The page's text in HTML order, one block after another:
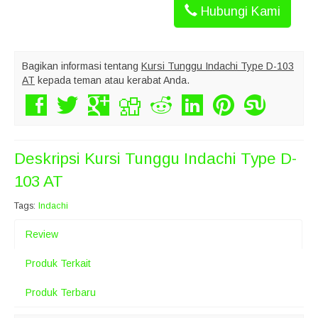
Hubungi Kami
Bagikan informasi tentang Kursi Tunggu Indachi Type D-103
AT kepada teman atau kerabat Anda.
Deskripsi Kursi Tunggu Indachi Type D-
103 AT
Tags: Indachi
Review
Produk Terkait
Produk Terbaru